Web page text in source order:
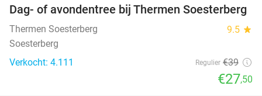
29%
Dag- of avondentree bij Thermen Soesterberg
Thermen Soesterberg 9.5 star
Soesterberg
Verkocht: 4.111
Regulier €39
€27,50